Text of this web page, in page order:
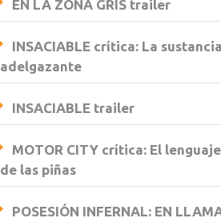
EN LA ZONA GRIS trailer
INSACIABLE crítica: La
adelgazante
INSACIABLE trailer
MOTOR CITY crítica: El lenguaje
de las piñas
POSESIÓN INFERNAL: EN